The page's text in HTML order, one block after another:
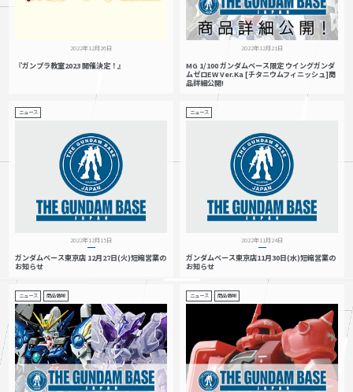
2022年12月26日
『ガンプラ教室2023 開催決定！』
2022年12月21日
MG 1/100 ガンダムベース限定 ウイングガンダ
ムゼロEW Ver.Ka [チタニウムフィニッシュ]商
品詳細公開!
ニュース
2022年12月15日
ガンダムベース東京店 12月27日(火)短縮営業の
お知らせ
ニュース
2022年11月24日
ガンダムベース東京店11月30日(水)短縮営業の
お知らせ
ニュース 商品情報 ニュース 商品情報